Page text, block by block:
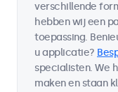
verschillende
hebben wij een
toepassing.
u applicatie?
specialisten. We
maken en staan